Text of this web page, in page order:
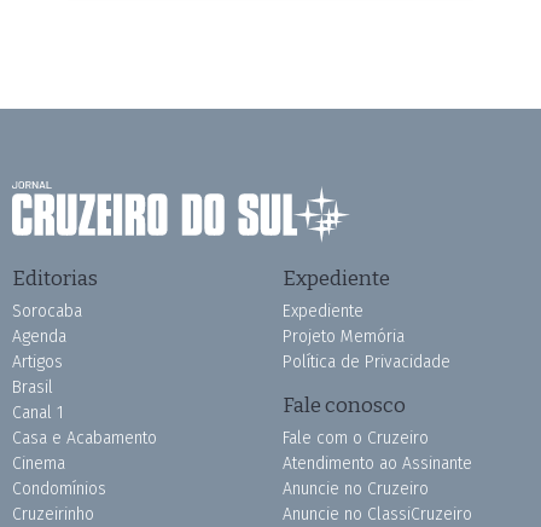
Editorias
Sorocaba
Agenda
Artigos
Brasil
Canal 1
Casa e Acabamento
Cinema
Condomínios
Cruzeirinho
Expediente
Expediente
Projeto Memória
Política de Privacidade
Fale conosco
Fale com o Cruzeiro
Atendimento ao Assinante
Anuncie no Cruzeiro
Anuncie no ClassiCruzeiro